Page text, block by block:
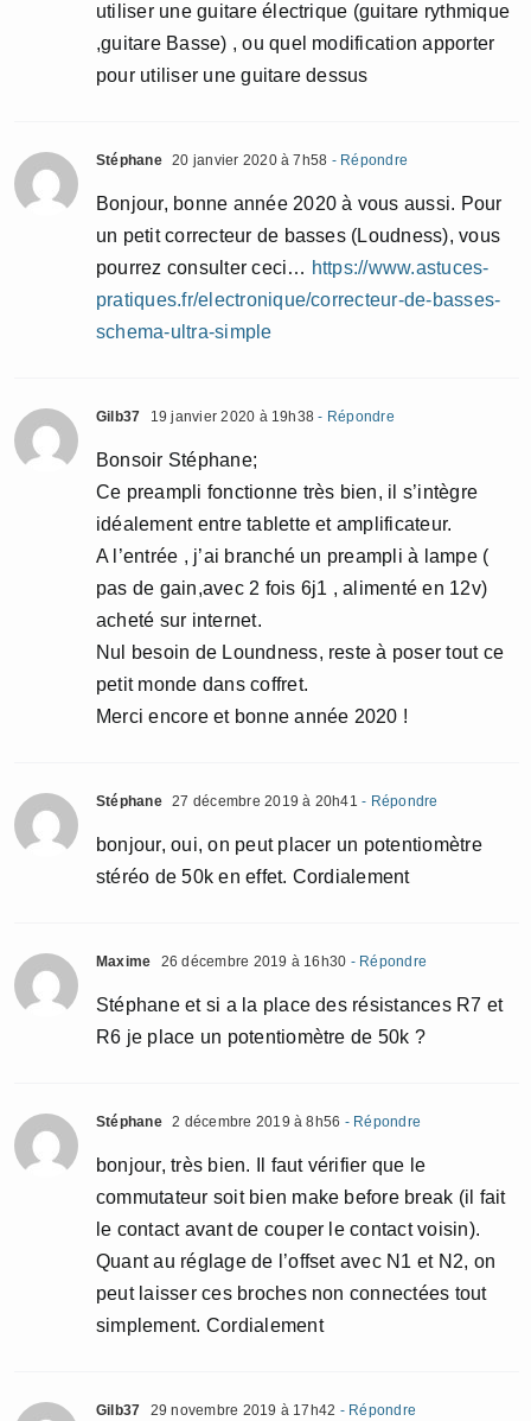
utiliser une guitare électrique (guitare rythmique
,guitare Basse) , ou quel modification apporter
pour utiliser une guitare dessus
Stéphane 20 janvier 2020 à 7h58 - Répondre
Bonjour, bonne année 2020 à vous aussi. Pour
un petit correcteur de basses (Loudness), vous
pourrez consulter ceci… https://www.astuces-
pratiques.fr/electronique/correcteur-de-basses-
schema-ultra-simple
Gilb37 19 janvier 2020 à 19h38 - Répondre
Bonsoir Stéphane;
Ce preampli fonctionne très bien, il s’intègre
idéalement entre tablette et amplificateur.
A l’entrée , j’ai branché un preampli à lampe (
pas de gain,avec 2 fois 6j1 , alimenté en 12v)
acheté sur internet.
Nul besoin de Loundness, reste à poser tout ce
petit monde dans coffret.
Merci encore et bonne année 2020 !
Stéphane 27 décembre 2019 à 20h41 - Répondre
bonjour, oui, on peut placer un potentiomètre
stéréo de 50k en effet. Cordialement
Maxime 26 décembre 2019 à 16h30 - Répondre
Stéphane et si a la place des résistances R7 et
R6 je place un potentiomètre de 50k ?
Stéphane 2 décembre 2019 à 8h56 - Répondre
bonjour, très bien. Il faut vérifier que le
commutateur soit bien make before break (il fait
le contact avant de couper le contact voisin).
Quant au réglage de l’offset avec N1 et N2, on
peut laisser ces broches non connectées tout
simplement. Cordialement
Gilb37 29 novembre 2019 à 17h42 - Répondre